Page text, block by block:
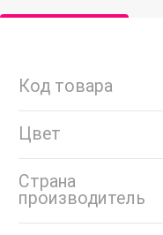
Код товара
Цвет
Страна
производитель